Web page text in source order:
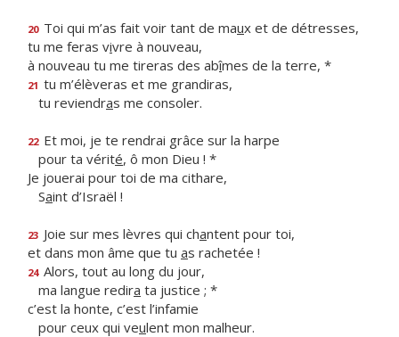
20 Toi qui m’as fait voir tant de maux et de détresses,
tu me feras vivre à nouveau,
à nouveau tu me tireras des abîmes de la terre, *
21 tu m’élèveras et me grandiras,
tu reviendras me consoler.
22 Et moi, je te rendrai grâce sur la harpe
pour ta vérité, ô mon Dieu ! *
Je jouerai pour toi de ma cithare,
Saint d’Israël !
23 Joie sur mes lèvres qui chantent pour toi,
et dans mon âme que tu as rachetée !
24 Alors, tout au long du jour,
ma langue redira ta justice ; *
c’est la honte, c’est l’infamie
pour ceux qui veulent mon malheur.